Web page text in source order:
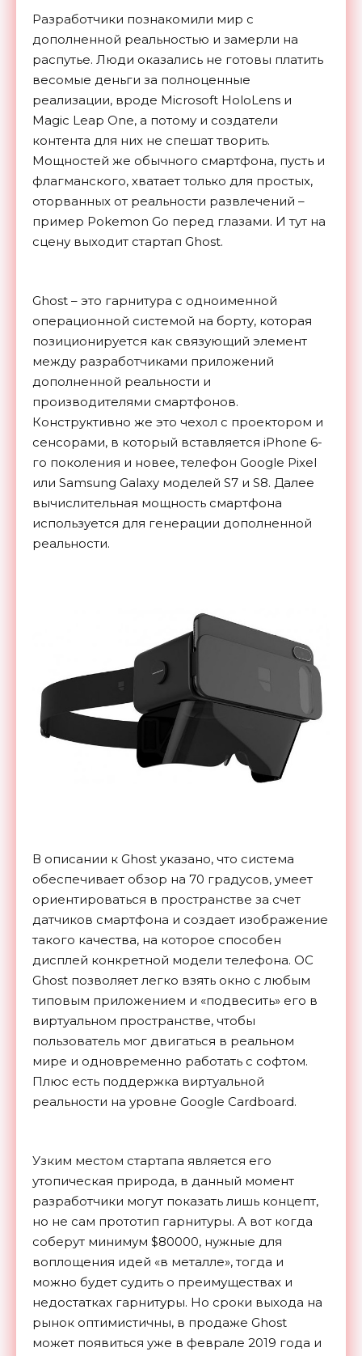
Разработчики познакомили мир с
дополненной реальностью и замерли на
распутье. Люди оказались не готовы платить
весомые деньги за полноценные
реализации, вроде Microsoft HoloLens и
Magic Leap One, а потому и создатели
контента для них не спешат творить.
Мощностей же обычного смартфона, пусть и
флагманского, хватает только для простых,
оторванных от реальности развлечений –
пример Pokemon Go перед глазами. И тут на
сцену выходит стартап Ghost.
Ghost – это гарнитура с одноименной
операционной системой на борту, которая
позиционируется как связующий элемент
между разработчиками приложений
дополненной реальности и
производителями смартфонов.
Конструктивно же это чехол с проектором и
сенсорами, в который вставляется iPhone 6-
го поколения и новее, телефон Google Pixel
или Samsung Galaxy моделей S7 и S8. Далее
вычислительная мощность смартфона
используется для генерации дополненной
реальности.
В описании к Ghost указано, что система
обеспечивает обзор на 70 градусов, умеет
ориентироваться в пространстве за счет
датчиков смартфона и создает изображение
такого качества, на которое способен
дисплей конкретной модели телефона. ОС
Ghost позволяет легко взять окно с любым
типовым приложением и «подвесить» его в
виртуальном пространстве, чтобы
пользователь мог двигаться в реальном
мире и одновременно работать с софтом.
Плюс есть поддержка виртуальной
реальности на уровне Google Cardboard.
Узким местом стартапа является его
утопическая природа, в данный момент
разработчики могут показать лишь концепт,
но не сам прототип гарнитуры. А вот когда
соберут минимум $80000, нужные для
воплощения идей «в металле», тогда и
можно будет судить о преимуществах и
недостатках гарнитуры. Но сроки выхода на
рынок оптимистичны, в продаже Ghost
может появиться уже в феврале 2019 года и